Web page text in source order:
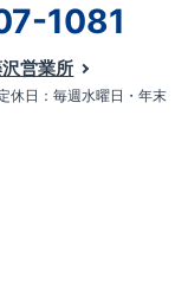
1081
営業所
休日：毎週水曜日・年末